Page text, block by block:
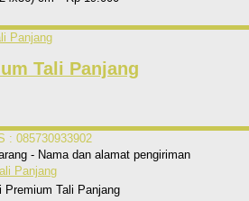
Tali Panjang
: 085730933902
- Nama dan alamat pengiriman
Premium Tali Panjang